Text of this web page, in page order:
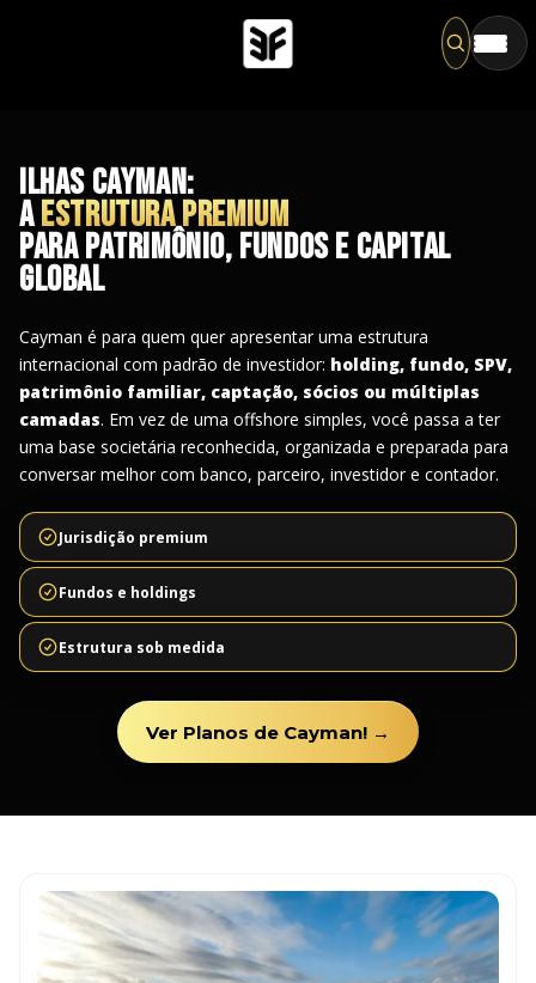
ILHAS CAYMAN:
AESTRUTURA PREMIUM
PARA PATRIMÔNIO, FUNDOS E CAPITAL
GLOBAL
Cayman é para quem quer apresentar uma estrutura
internacional com padrão de investidor: holding, fundo, SPV,
patrimônio familiar, captação, sócios ou múltiplas
camadas. Em vez de uma offshore simples, você passa a ter
uma base societária reconhecida, organizada e preparada para
conversar melhor com banco, parceiro, investidor e contador.
Jurisdição premium
Fundos e holdings
Estrutura sob medida
Ver Planos de Cayman! →